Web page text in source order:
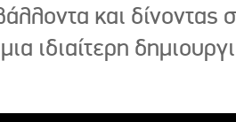
και δίνοντας
ιδιαίτερη